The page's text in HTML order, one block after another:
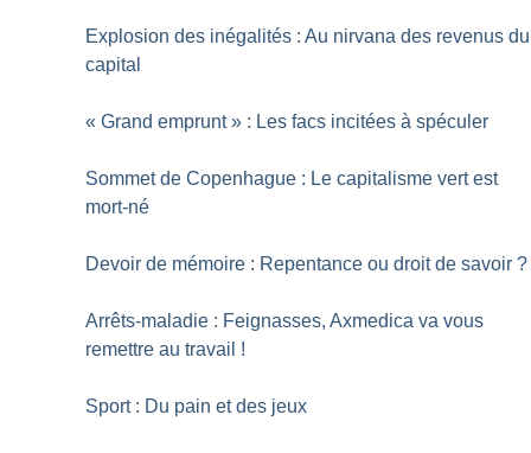
Explosion des inégalités : Au nirvana des revenus du
capital
« Grand emprunt » : Les facs incitées à spéculer
Sommet de Copenhague : Le capitalisme vert est
mort-né
Devoir de mémoire : Repentance ou droit de savoir ?
Arrêts-maladie : Feignasses, Axmedica va vous
remettre au travail !
Sport : Du pain et des jeux